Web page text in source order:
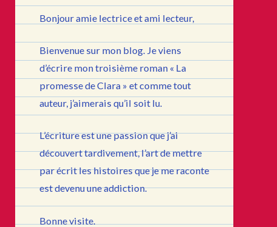
Bonjour amie lectrice et ami lecteur,
Bienvenue sur mon blog. Je viens
d’écrire mon troisième roman « La
promesse de Clara » et comme tout
auteur, j’aimerais qu’il soit lu.
L’écriture est une passion que j’ai
découvert tardivement, l’art de mettre
par écrit les histoires que je me raconte
est devenu une addiction.
Bonne visite.